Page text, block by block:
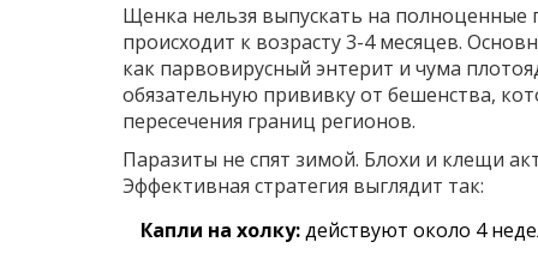
Щенка нельзя выпускать на полноценные
происходит к возрасту3-4 месяцев.
как парвовирусный энтерит и чума
обязательную прививку от бешенства,
пересечения границ регионов.
Паразиты не спят зимой. Блохи и клещи
Эффективная стратегия выглядит так:
Капли на холку:действуют около 4